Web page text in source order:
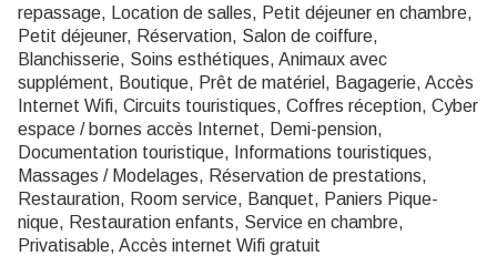
repassage, Location de salles, Petit déjeuner en chambre,
Petit déjeuner, Réservation, Salon de coiffure,
Blanchisserie, Soins esthétiques, Animaux avec
supplément, Boutique, Prêt de matériel, Bagagerie, Accès
Internet Wifi, Circuits touristiques, Coffres réception, Cyber
espace / bornes accès Internet, Demi-pension,
Documentation touristique, Informations touristiques,
Massages / Modelages, Réservation de prestations,
Restauration, Room service, Banquet, Paniers Pique-
nique, Restauration enfants, Service en chambre,
Privatisable, Accès internet Wifi gratuit